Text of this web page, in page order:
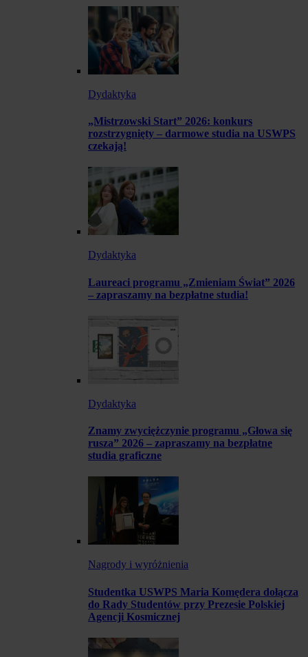
Dydaktyka
„Mistrzowski Start” 2026: konkurs
rozstrzygnięty – darmowe studia na USWPS
czekają!
Dydaktyka
Laureaci programu „Zmieniam Świat” 2026
– zapraszamy na bezpłatne studia!
Dydaktyka
Znamy zwyciężczynie programu „Głowa się
rusza” 2026 – zapraszamy na bezpłatne
studia graficzne
Nagrody i wyróżnienia
Studentka USWPS Maria Komędera dołącza
do Rady Studentów przy Prezesie Polskiej
Agencji Kosmicznej